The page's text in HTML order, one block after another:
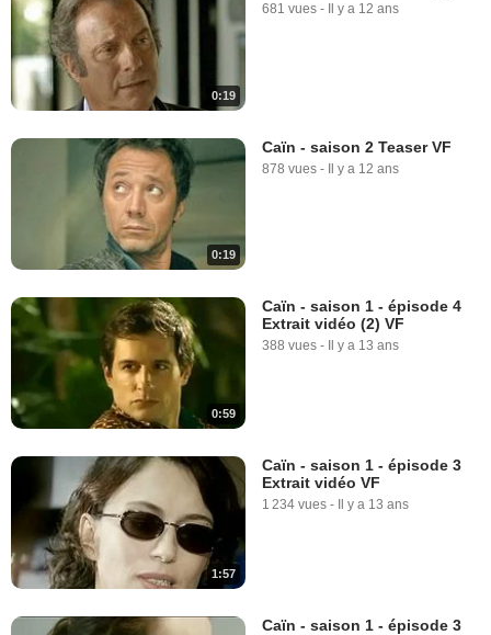
0:19
681 vues - Il y a 12 ans
0:19
Caïn - saison 2 Teaser VF
878 vues - Il y a 12 ans
0:59
Caïn - saison 1 - épisode 4
Extrait vidéo (2) VF
388 vues - Il y a 13 ans
1:57
Caïn - saison 1 - épisode 3
Extrait vidéo VF
1 234 vues - Il y a 13 ans
Caïn - saison 1 - épisode 3